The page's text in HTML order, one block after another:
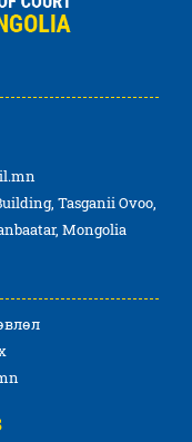
Tasganii Ovoo,
Mongolia